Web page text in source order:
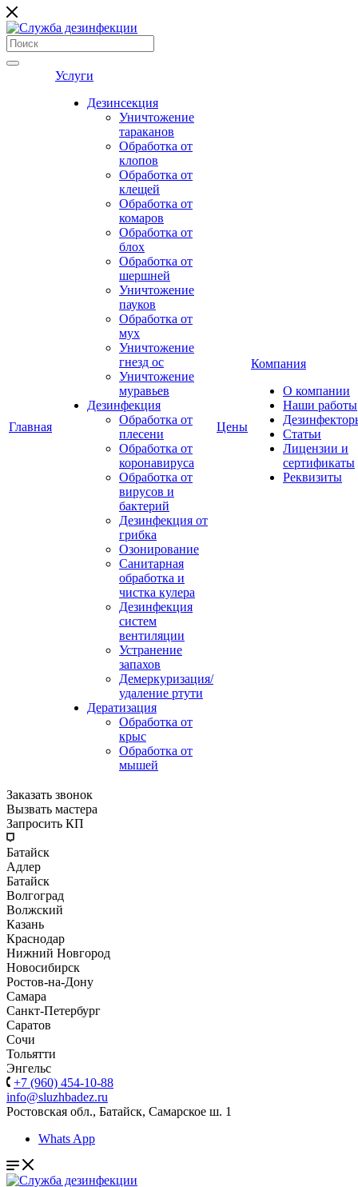
Главная
Услуги
Дезинсекция
Уничтожение
тараканов
Обработка от
клопов
Обработка от
клещей
Обработка от
комаров
Обработка от
блох
Обработка от
шершней
Уничтожение
пауков
Обработка от
мух
Уничтожение
гнезд ос
Уничтожение
муравьев
Дезинфекция
Обработка от
плесени
Обработка от
коронавируса
Обработка от
вирусов и
бактерий
Дезинфекция от
грибка
Озонирование
Санитарная
обработка и
чистка кулера
Дезинфекция
систем
вентиляции
Устранение
запахов
Демеркуризация/
удаление ртути
Дератизация
Обработка от
крыс
Обработка от
мышей
Цены
Компания
О компании
Наши работы
Статьи
Лицензии и
сертификаты
Реквизиты
Заказать звонок
Вызвать мастера
Запросить КП
Батайск
Адлер
Батайск
Волгоград
Волжский
Казань
Краснодар
Нижний Новгород
Новосибирск
Ростов-на-Дону
Самара
Санкт-Петербург
Саратов
Сочи
Тольятти
Энгельс
+7 (960) 454-10-88
info@sluzhbadez.ru
Ростовская обл., Батайск, Самарское ш. 1
Whats App